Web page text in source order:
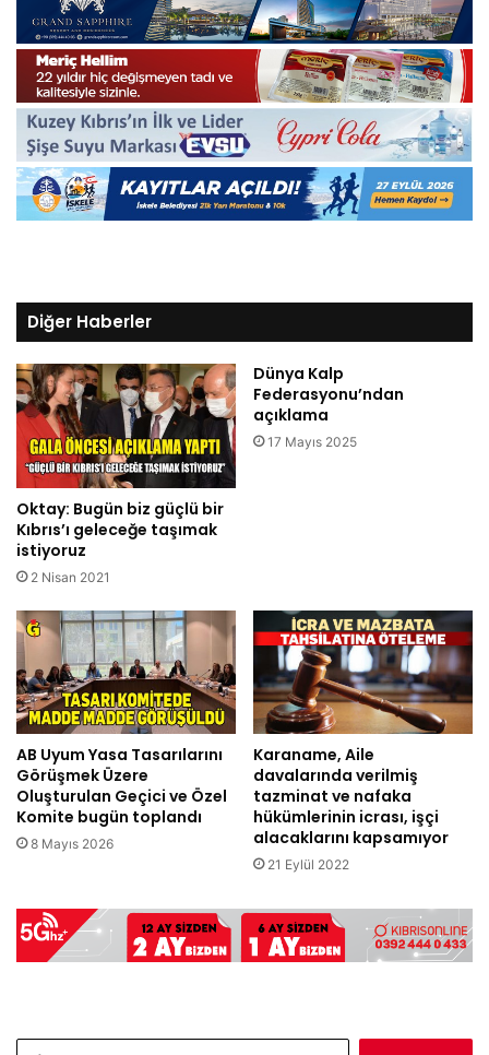
Diğer Haberler
Oktay: Bugün biz güçlü bir
Kıbrıs’ı geleceğe taşımak
istiyoruz
2 Nisan 2021
Dünya Kalp
Federasyonu’ndan
açıklama
17 Mayıs 2025
AB Uyum Yasa Tasarılarını
Görüşmek Üzere
Oluşturulan Geçici ve Özel
Komite bugün toplandı
8 Mayıs 2026
Karaname, Aile
davalarında verilmiş
tazminat ve nafaka
hükümlerinin icrası, işçi
alacaklarını kapsamıyor
21 Eylül 2022